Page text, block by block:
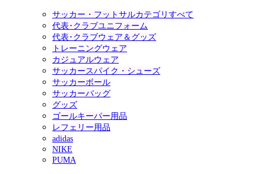
サッカー・フットサルカテゴリすべて
代表･クラブユニフォーム
代表･クラブウェア＆グッズ
トレーニングウェア
カジュアルウェア
サッカースパイク・シューズ
サッカーボール
サッカーバッグ
グッズ
ゴールキーパー用品
レフェリー用品
adidas
NIKE
PUMA